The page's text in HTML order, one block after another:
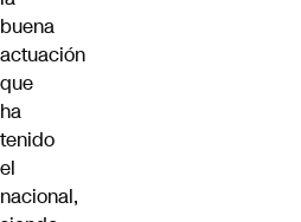
buena
actuación
que
ha
tenido
el
nacional,